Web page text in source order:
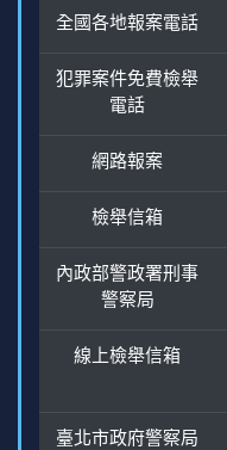
全國各地報案電話
犯罪案件免費檢舉
電話
網路報案
檢舉信箱
內政部警政署刑事
警察局
線上檢舉信箱
臺北市政府警察局